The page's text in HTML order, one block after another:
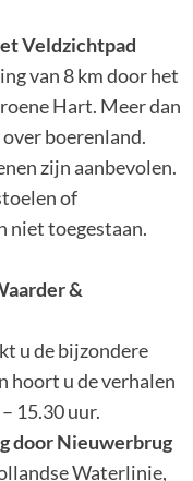
Veldzichtpad
van 8 km door het
Hart. Meer dan
boerenland.
zijn aanbevolen.
of
niet toegestaan.
&
u de bijzondere
hoort u de verhalen
15.30 uur.
door Nieuwerbrug
Waterlinie,